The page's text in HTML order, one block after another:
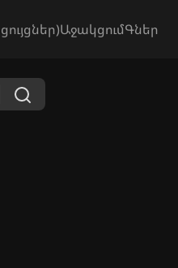
ԱջակցումԳներ